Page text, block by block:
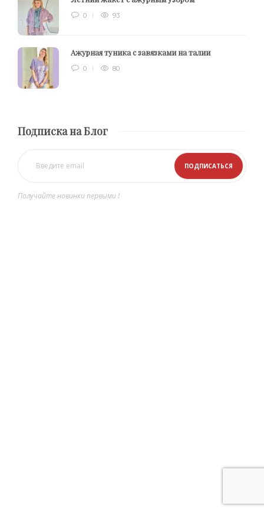
0 93
Ажурная туника с завязками на талии
0 80
Подписка на Блог
Получайте новинки первыми !